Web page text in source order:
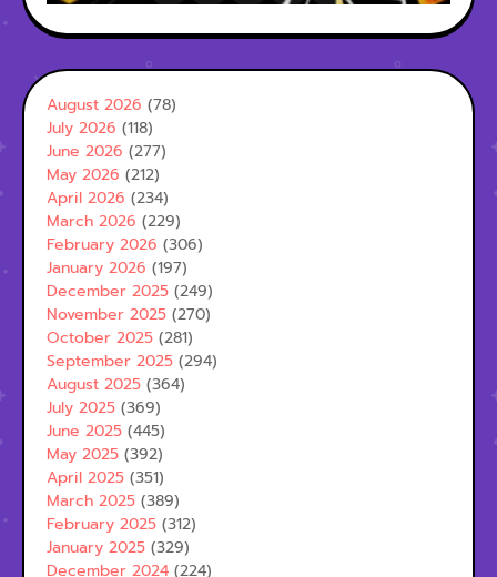
August 2026 (78)
July 2026 (118)
June 2026 (277)
May 2026 (212)
April 2026 (234)
March 2026 (229)
February 2026 (306)
January 2026 (197)
December 2025 (249)
November 2025 (270)
October 2025 (281)
September 2025 (294)
August 2025 (364)
July 2025 (369)
June 2025 (445)
May 2025 (392)
April 2025 (351)
March 2025 (389)
February 2025 (312)
January 2025 (329)
December 2024 (224)